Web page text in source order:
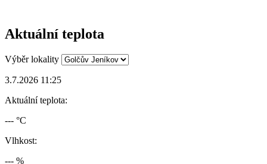
Aktuální teplota
Výběr lokality
3.7.2026 11:25
Aktuální teplota:
--- °C
Vlhkost:
--- %